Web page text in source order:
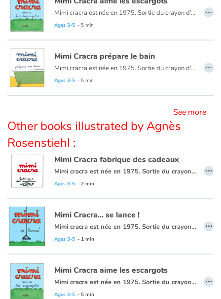
Blog
Learn french with Storyplay'r
French book lists for children
Activities and workshops
Dyslexia and reading disorders
Mimi cracra est née en 1975. Sortie du crayon d’Agnès Rosenstiehl pour le magazine “Pomme d’api”, cette petite fille aux joues roses et cheveux bruns à laquelle il est facile de s’identifier nous entraîne avec humour dans ses aventures quotidiennes.
Ages 3-5 - 5 min
…
Mimi Cracra prépare le bain
Mimi cracra est née en 1975. Sortie du crayon d’Agnès Rosenstiehl pour le magazine “Pomme d’api”, cette petite fille aux joues roses et cheveux bruns à laquelle il est facile de s’identifier nous entraîne avec humour dans ses aventures quotidiennes.
Ages 3-5 - 5 min
…
See more
Other books illustrated by Agnès
Rosenstiehl :
Mimi Cracra fabrique des cadeaux
Mimi cracra est née en 1975. Sortie du crayon d’Agnès Rosenstiehl pour le magazine “Pomme d’api”, cette petite fille aux joues roses et cheveux bruns à laquelle il est facile de s’identifier nous entraîne avec humour dans ses aventures quotidiennes.
Ages 3-5 - 2 min
…
Mimi Cracra... se lance !
Mimi cracra est née en 1975. Sortie du crayon d’Agnès Rosenstiehl pour le magazine “Pomme d’api”, cette petite fille aux joues roses et cheveux bruns à laquelle il est facile de s’identifier nous entraîne avec humour dans ses aventures quotidiennes.
Ages 3-5 - 1 min
…
Mimi Cracra aime les escargots
Mimi cracra est née en 1975. Sortie du crayon d’Agnès Rosenstiehl pour le magazine “Pomme d’api”, cette petite fille aux joues roses et cheveux bruns à laquelle il est facile de s’identifier nous entraîne avec humour dans ses aventures quotidiennes.
Ages 3-5 - 5 min
…